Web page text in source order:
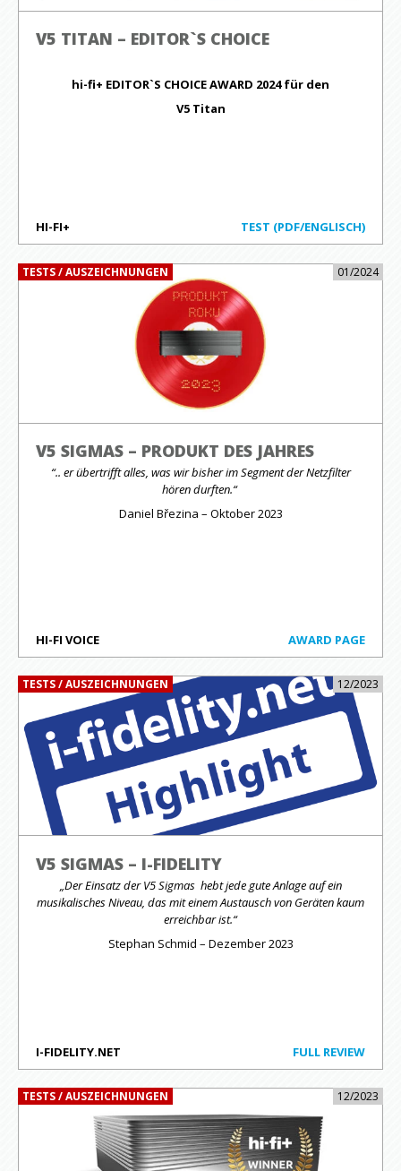
V5 TITAN – EDITOR`S CHOICE
hi-fi+ EDITOR`S CHOICE AWARD 2024 für den
V5 Titan
HI-FI+ TEST (PDF/ENGLISCH)
TESTS / AUSZEICHNUNGEN 01/2024
V5 SIGMAS – PRODUKT DES JAHRES
“.. er übertrifft alles, was wir bisher im Segment der Netzfilter
hören durften.“
Daniel Březina – Oktober 2023
HI-FI VOICE AWARD PAGE
TESTS / AUSZEICHNUNGEN 12/2023
V5 SIGMAS – I-FIDELITY
„Der Einsatz der V5 Sigmas hebt jede gute Anlage auf ein
musikalisches Niveau, das mit einem Austausch von Geräten kaum
erreichbar ist.“
Stephan Schmid – Dezember 2023
I-FIDELITY.NET FULL REVIEW
TESTS / AUSZEICHNUNGEN 12/2023